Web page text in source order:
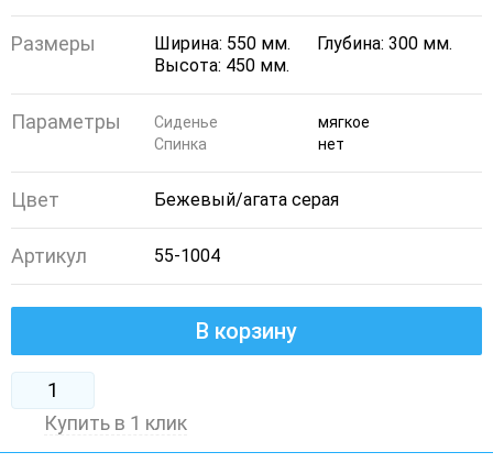
Размеры Ширина: 550 мм.
Глубина: 300 мм.
Высота: 450 мм.
Параметры Сиденье
мягкое
Спинка
нет
Цвет Бежевый/агата серая
Артикул 55-1004
В корзину
Купить в 1 клик